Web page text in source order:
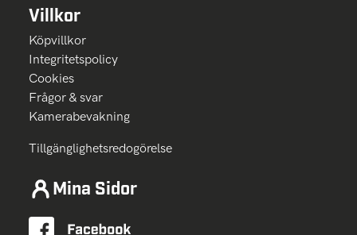
Villkor
Köpvillkor
Integritetspolicy
Cookies
Frågor & svar
Kamerabevakning
Tillgänglighetsredogörelse
Mina Sidor